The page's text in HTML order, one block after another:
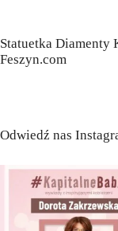
Statuetka Diamenty
Feszyn.com
Odwiedź nas